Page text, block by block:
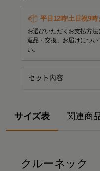
平日12時/土日祝9時
お選びいただくお支払方法
返品・交換、お届けについ
い。
セット内容
サイズ表 関連商
クルーネック